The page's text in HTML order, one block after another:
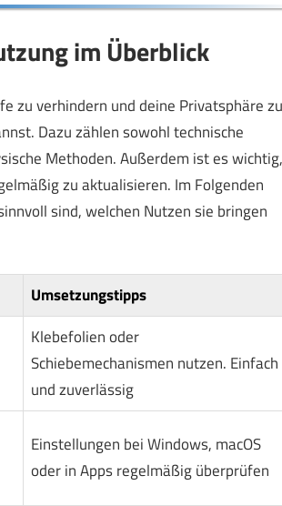
im Überblick
zu verhindern und deine Privatsphäre zu
Dazu zählen sowohl technische
Methoden. Außerdem ist es wichtig,
zu aktualisieren. Im Folgenden
sind, welchen Nutzen sie bringen
Umsetzungstipps
Klebefolien oder
Schiebemechanismen nutzen. Einfach
und zuverlässig
Einstellungen bei Windows, macOS
oder in Apps regelmäßig überprüfen